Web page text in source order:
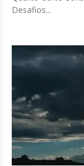
Desafios...